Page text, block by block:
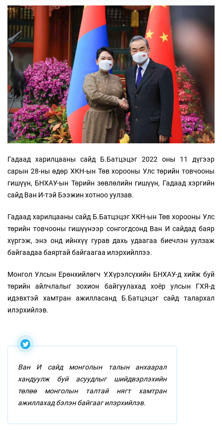
Гадаад харилцааны сайд Б.Батцэцэг 2022 оны 11 дүгээр
сарын 28-ны өдөр ХКН-ын Төв хорооны Улс төрийн товчооны
гишүүн, БНХАУ-ын Төрийн зөвлөлийн гишүүн, Гадаад хэргийн
сайд Ван И-тэй Бээжин хотноо уулзав.
Гадаад харилцааны сайд Б.Батцэцэг ХКН-ын Төв хорооны Улс
төрийн товчооны гишүүнээр сонгогдсонд Ван И сайдад баяр
хүргэж, энэ онд ийнхүү гурав дахь удаагаа биечлэн уулзаж
байгаадаа баяртай байгаагаа илэрхийллээ.
Монгол Улсын Ерөнхийлөгч У.Хүрэлсүхийн БНХАУ-д хийж буй
төрийн айлчлалыг зохион байгуулахад хоёр улсын ГХЯ-д
идэвхтэй хамтран ажилласанд Б.Батцэцэг сайд талархал
илэрхийлэв.
Ван И сайд монголын талын анхаарал
хандуулж буй асуудлыг шийдвэрлэхийн
төлөө монголын талтай нягт хамтран
ажиллахад бэлэн байгааг илэрхийлэв.